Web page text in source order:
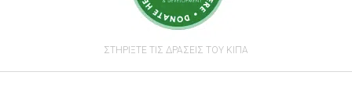
ΣΤΗΡΙΞΤΕ ΤΙΣ ΔΡΑΣΕΙΣ ΤΟΥ ΚΙΠΑ